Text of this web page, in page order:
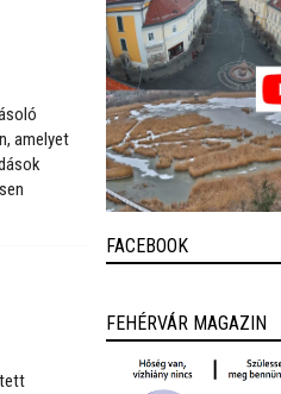
amelyet
FACEBOOK
FEHÉRVÁR MAGAZIN